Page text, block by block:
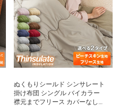
ぬくもりシールド シンサレート
掛け布団 シングル バイカラー
襟元までフリース カバーなしで